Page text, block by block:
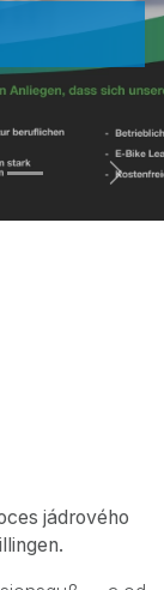
Next
jádrového